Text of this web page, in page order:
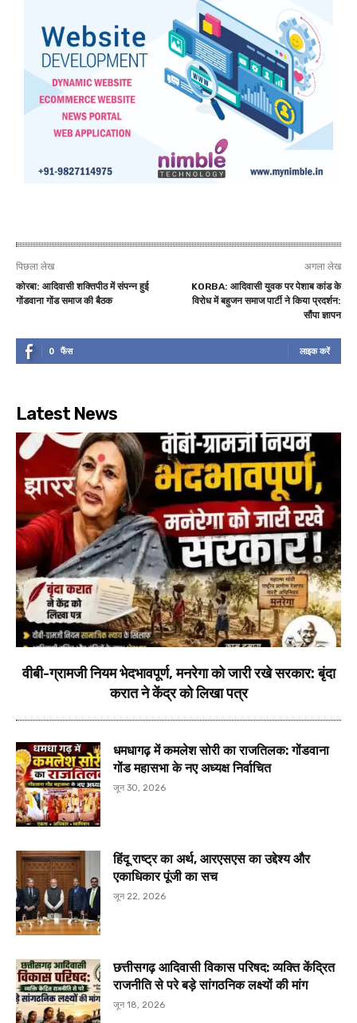
पिछला लेख
कोरबा: आदिवासी शक्तिपीठ में संपन्न हुई
गोंडवाना गोंड समाज की बैठक
अगला लेख
KORBA: आदिवासी युवक पर पेशाब कांड के
विरोध में बहुजन समाज पार्टी ने किया प्रदर्शन:
सौंपा ज्ञापन
0 फैंस लाइक करें
Latest News
वीबी-ग्रामजी नियम भेदभावपूर्ण, मनरेगा को जारी रखे सरकार: बृंदा
करात ने केंद्र को लिखा पत्र
धमधागढ़ में कमलेश सोरी का राजतिलक: गोंडवाना
गोंड महासभा के नए अध्यक्ष निर्वाचित
जून 30, 2026
हिंदू राष्ट्र का अर्थ, आरएसएस का उद्देश्य और
एकाधिकार पूंजी का सच
जून 22, 2026
छत्तीसगढ़ आदिवासी विकास परिषद: व्यक्ति केंद्रित
राजनीति से परे बड़े सांगठनिक लक्ष्यों की मांग
जून 18, 2026